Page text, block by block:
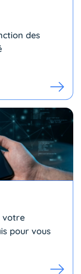
des
votre
pour vous